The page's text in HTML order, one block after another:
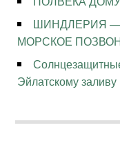
ШИНДЛЕРИЯ
МОРСКОЕ
Эйлатскому заливу